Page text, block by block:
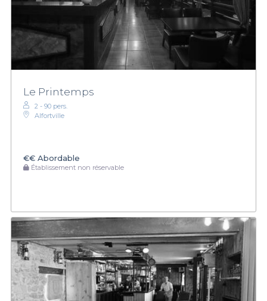
Le Printemps
2 - 90 pers.
Alfortville
€€ Abordable
Établissement non réservable